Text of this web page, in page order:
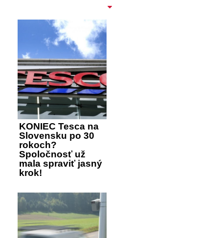
KONIEC Tesca na
Slovensku po 30
rokoch?
Spoločnosť už
mala spraviť jasný
krok!